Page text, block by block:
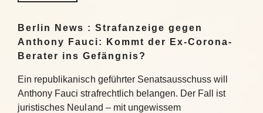
Berlin News : Strafanzeige gegen
Anthony Fauci: Kommt der Ex-Corona-
Berater ins Gefängnis?
Ein republikanisch geführter Senatsausschuss will
Anthony Fauci strafrechtlich belangen. Der Fall ist
juristisches Neuland – mit ungewissem